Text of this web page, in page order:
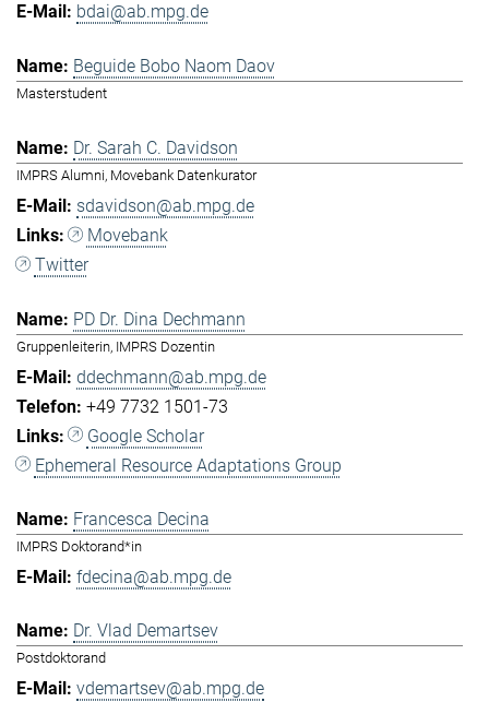
bdai@ab.mpg.de
Beguide Bobo Naom Daov
Masterstudent
Dr. Sarah C. Davidson
IMPRS Alumni, Movebank Datenkurator
sdavidson@ab.mpg.de
Movebank
Twitter
PD Dr. Dina Dechmann
Gruppenleiterin, IMPRS Dozentin
ddechmann@ab.mpg.de
+49 7732 1501-73
Google Scholar
Ephemeral Resource Adaptations Group
Francesca Decina
IMPRS Doktorand*in
fdecina@ab.mpg.de
Dr. Vlad Demartsev
Postdoktorand
vdemartsev@ab.mpg.de